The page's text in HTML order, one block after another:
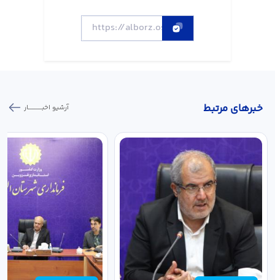
خبر‌های مرتبط آرشیو اخبـــــــــــار